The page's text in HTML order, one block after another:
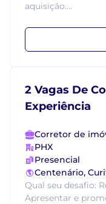
aquisição....
2 Vagas De
Experiência
Corretor de
PHX
Presencial
Centenário,
Qual seu desafio:
Apresentar e